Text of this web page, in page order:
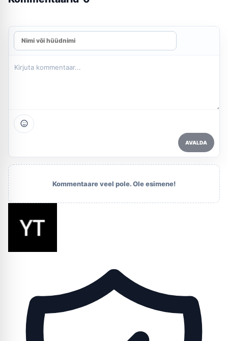
AVALDA
Kommentaare veel pole. Ole esimene!